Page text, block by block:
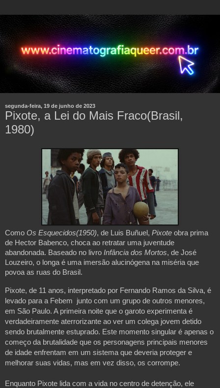
segunda-feira, 19 de junho de 2023
Pixote, a Lei do Mais Fraco(Brasil,
1980)
Como Os Esquecidos(1950), de Luis Buñuel, Pixote obra prima
de Hector Babenco, choca ao retratar uma juventude
abandonada. Baseado no livro Infância dos Mortos, de José
Louzeiro, o longa é uma imersão alucinógena na miséria que
povoa as ruas do Brasil.
Pixote, de 11 anos, interpretado por Fernando Ramos da Silva, é
levado para a Febem junto com um grupo de outros menores,
em São Paulo. A primeira noite que o garoto experimenta é
verdadeiramente aterrorizante ao ver um colega jovem detido
sendo brutalmente estuprado. Este momento singular é apenas o
começo da brutalidade que os personagens principais menores
de idade enfrentam em um sistema que deveria proteger e
melhorar suas vidas, mas em vez disso, os corrompe.
Enquanto Pixote lida com a vida no centro de detenção, ele